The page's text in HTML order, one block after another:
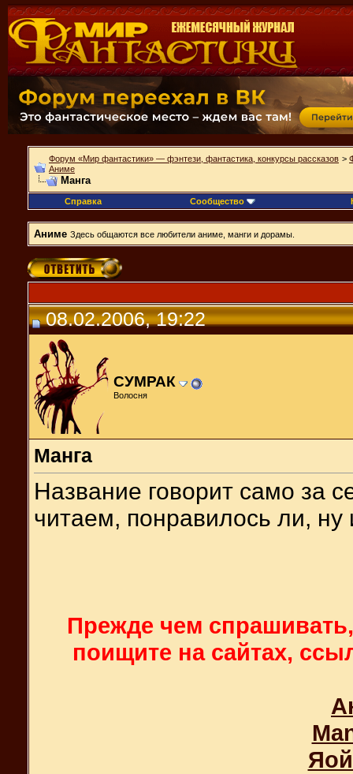
Форум «Мир фантастики» — фэнтези, фантастика, конкурсы рассказов >
Аниме
Манга
Справка Сообщество
Аниме Здесь общаются все любители аниме, манги и дорамы.
08.02.2006, 19:22
СУМРАК
Волосня
Манга
Название говорит само за
читаем, понравилось ли, ну
Прежде чем
поищите на сайтах,